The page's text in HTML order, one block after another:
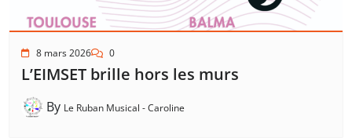
8 mars 2026 0
L’EIMSET brille hors les murs
By Le Ruban Musical - Caroline